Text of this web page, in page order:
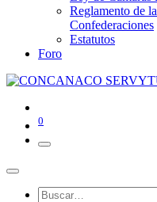
Reglamento de
Confederaciones
Estatutos
Foro
0